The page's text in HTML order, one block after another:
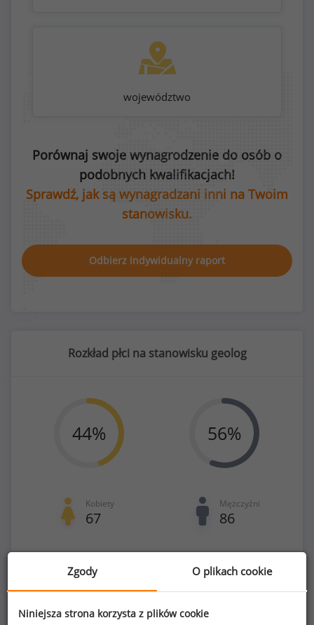
województwo
Porównaj swoje wynagrodzenie do osób o
podobnych kwalifikacjach!
Sprawdź, jak są wynagradzani inni na Twoim
stanowisku.
Odbierz indywidualny raport
Rozkład płci na stanowisku geolog
44%
Kobiety
67
56%
Mężczyźni
86
Zgody O plikach cookie
Niniejsza strona korzysta z plików cookie